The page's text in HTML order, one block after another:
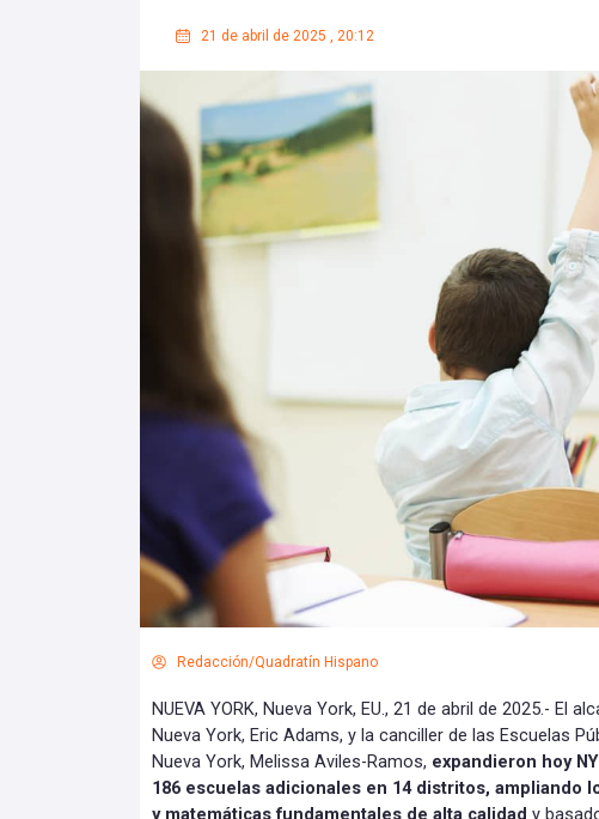
21 de abril de 2025 , 20:12
Redacción/Quadratín Hispano
NUEVA YORK, Nueva York, EU., 21 de abril de 2025.- El
Nueva York, Eric Adams, y la canciller de las Escuelas
Nueva York, Melissa Aviles-Ramos, expandieron hoy
186 escuelas adicionales en 14 distritos, ampliando
y matemáticas fundamentales de alta calidad y